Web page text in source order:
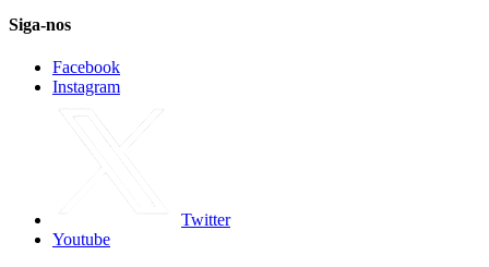
Siga-nos
Facebook
Instagram
Twitter
Youtube